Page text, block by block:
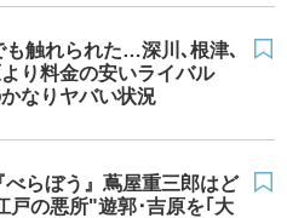
も触れられた…深川､根津､
り料金の安いライバル
なりヤバい状況
べらぼう』蔦屋重三郎はど
戸の悪所"遊郭･吉原を｢大